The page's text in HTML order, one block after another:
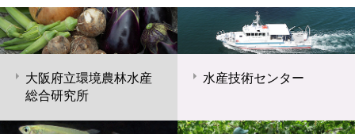
大阪府立環境農林水産
総合研究所
水産技術センター